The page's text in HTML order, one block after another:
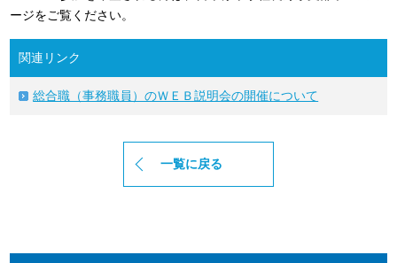
ージをご覧ください。
関連リンク
総合職（事務職員）のＷＥＢ説明会の開催について
一覧に戻る